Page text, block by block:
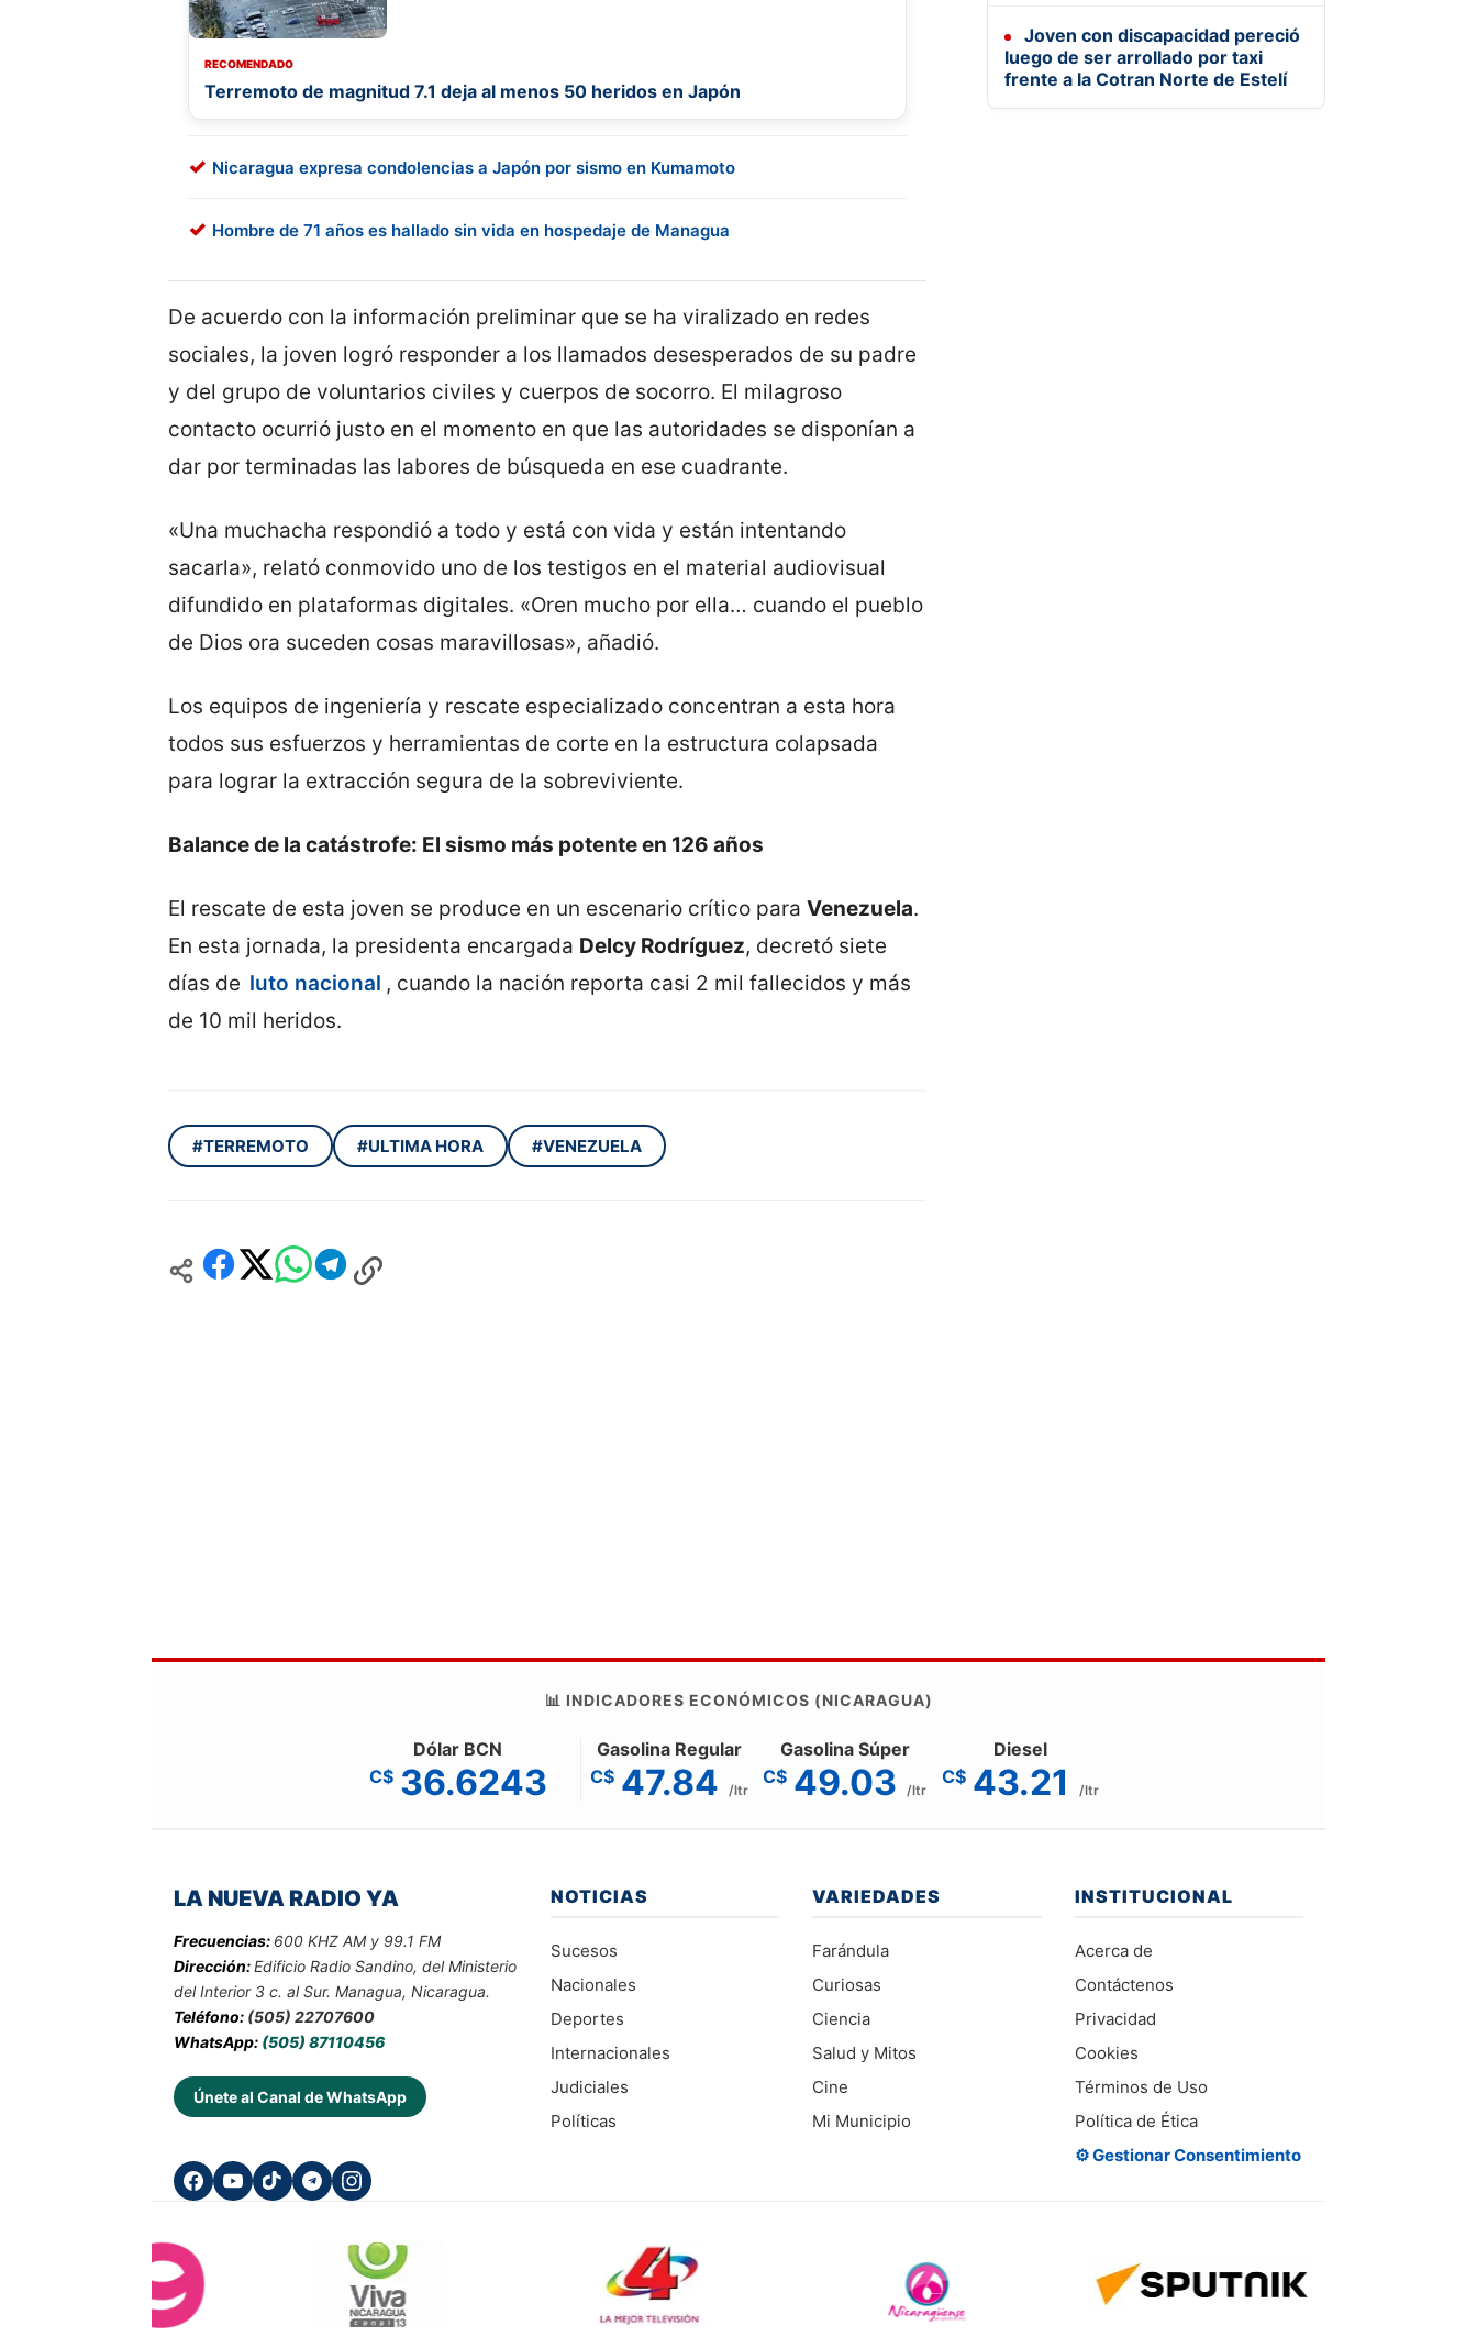
RECOMENDADO
Terremoto de magnitud 7.1 deja al menos 50 heridos en Japón
Nicaragua expresa condolencias a Japón por sismo en Kumamoto
Hombre de 71 años es hallado sin vida en hospedaje de Managua
De acuerdo con la información preliminar que se ha viralizado en redes
sociales, la joven logró responder a los llamados desesperados de su padre
y del grupo de voluntarios civiles y cuerpos de socorro. El milagroso
contacto ocurrió justo en el momento en que las autoridades se disponían a
dar por terminadas las labores de búsqueda en ese cuadrante.
«Una muchacha respondió a todo y está con vida y están intentando
sacarla», relató conmovido uno de los testigos en el material audiovisual
difundido en plataformas digitales. «Oren mucho por ella… cuando el pueblo
de Dios ora suceden cosas maravillosas», añadió.
Los equipos de ingeniería y rescate especializado concentran a esta hora
todos sus esfuerzos y herramientas de corte en la estructura colapsada
para lograr la extracción segura de la sobreviviente.
Balance de la catástrofe: El sismo más potente en 126 años
El rescate de esta joven se produce en un escenario crítico para Venezuela.
En esta jornada, la presidenta encargada Delcy Rodríguez, decretó siete
días de luto nacional , cuando la nación reporta casi 2 mil fallecidos y más
de 10 mil heridos.
#TERREMOTO #ULTIMA HORA #VENEZUELA
Joven con discapacidad pereció
luego de ser arrollado por taxi
frente a la Cotran Norte de Estelí
📊 INDICADORES ECONÓMICOS (NICARAGUA)
Dólar BCN
C$ 36.6243
Gasolina Regular
C$ 47.84 /ltr
Gasolina Súper
C$ 49.03 /ltr
Diesel
C$ 43.21 /ltr
LA NUEVA RADIO YA
Frecuencias: 600 KHZ AM y 99.1 FM
Dirección:Edificio Radio Sandino, del Ministerio
del Interior 3 c. al Sur. Managua, Nicaragua.
Teléfono: (505) 22707600
WhatsApp: (505) 87110456
Únete al Canal de WhatsApp
NOTICIAS
Sucesos
Nacionales
Deportes
Internacionales
Judiciales
Políticas
VARIEDADES
Farándula
Curiosas
Ciencia
Salud y Mitos
Cine
Mi Municipio
INSTITUCIONAL
Acerca de
Contáctenos
Privacidad
Cookies
Términos de Uso
Política de Ética
⚙️ Gestionar Consentimiento